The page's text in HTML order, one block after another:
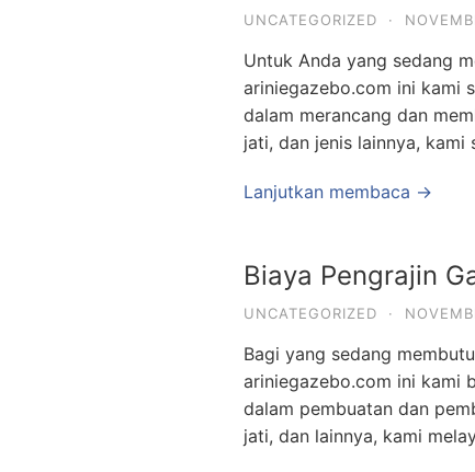
UNCATEGORIZED ·
Untuk Anda yang sedang
ariniegazebo.com ini kami
dalam merancang dan
jati, dan jenis lainnya,
Lanjutkan membaca →
Biaya Pengrajin
UNCATEGORIZED ·
Bagi yang sedang
ariniegazebo.com ini kami
dalam pembuatan dan
jati, dan lainnya, kami